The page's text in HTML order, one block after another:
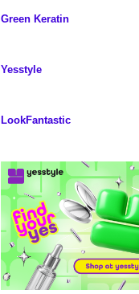
Green Keratin
Yesstyle
LookFantastic